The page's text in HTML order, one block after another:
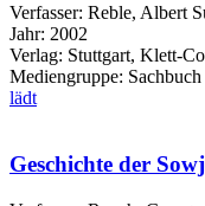
Verfasser: Reble, Albert
Jahr: 2002
Verlag: Stuttgart, Klett-
Mediengruppe: Sachbuch
lädt
Geschichte der